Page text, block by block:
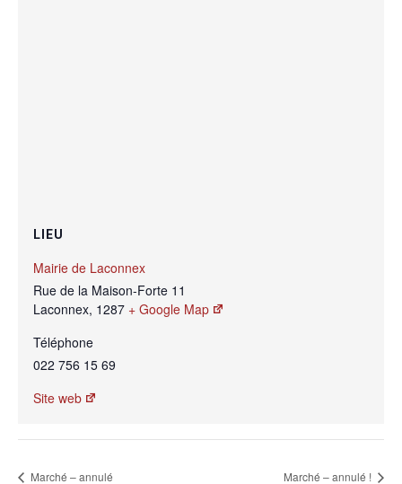
LIEU
Mairie de Laconnex
Rue de la Maison-Forte 11
Laconnex, 1287 + Google Map
Téléphone
022 756 15 69
Site web
Marché – annulé Marché – annulé !